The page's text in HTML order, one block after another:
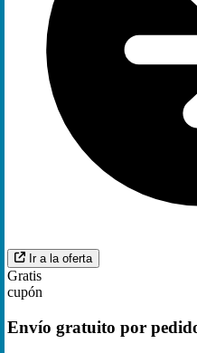
Ir a la oferta
Gratis
cupón
Envío gratuito por